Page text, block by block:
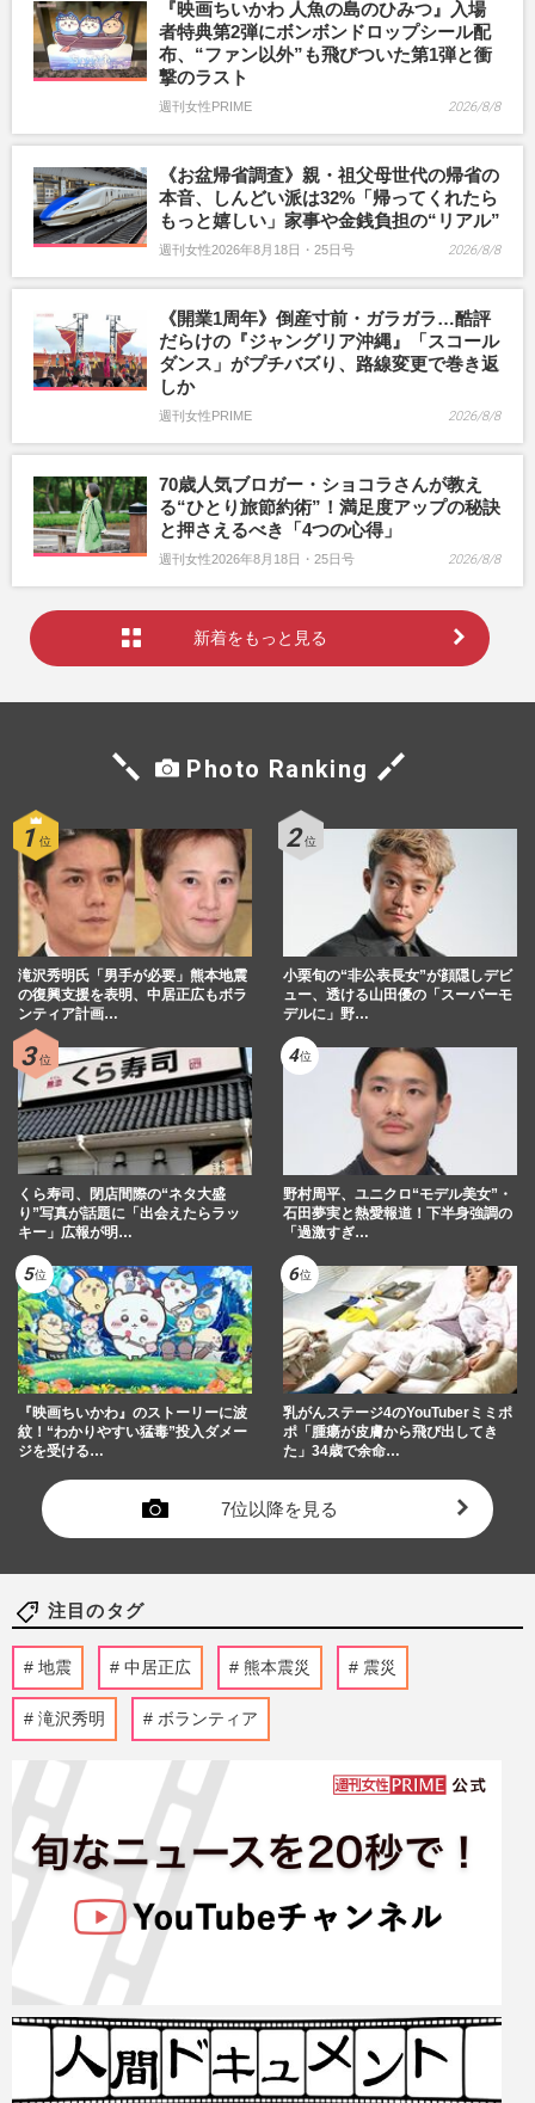
『映画ちいかわ 人魚の島のひみつ』入場
者特典第2弾にボンボンドロップシール配
布、“ファン以外”も飛びついた第1弾と衝
撃のラスト
週刊女性PRIME 2026/8/8
《お盆帰省調査》親・祖父母世代の帰省の
本音、しんどい派は32%「帰ってくれたら
もっと嬉しい」家事や金銭負担の“リアル”
週刊女性2026年8月18日・25日号 2026/8/8
《開業1周年》倒産寸前・ガラガラ…酷評
だらけの『ジャングリア沖縄』「スコール
ダンス」がプチバズり、路線変更で巻き返
しか
週刊女性PRIME 2026/8/8
70歳人気ブロガー・ショコラさんが教え
る“ひとり旅節約術”！満足度アップの秘訣
と押さえるべき「4つの心得」
週刊女性2026年8月18日・25日号 2026/8/8
新着をもっと見る
Photo Ranking
滝沢秀明氏「男手が必要」熊本地震
の復興支援を表明、中居正広もボラ
ンティア計画…
小栗旬の“非公表長女”が顔隠しデビ
ュー、透ける山田優の「スーパーモ
デルに」野…
くら寿司、閉店間際の“ネタ大盛
り”写真が話題に「出会えたらラッ
キー」広報が明…
野村周平、ユニクロ“モデル美女”・
石田夢実と熱愛報道！下半身強調の
「過激すぎ…
『映画ちいかわ』のストーリーに波
紋！“わかりやすい猛毒”投入ダメー
ジを受ける…
乳がんステージ4のYouTuberミミポ
ポ「腫瘍が皮膚から飛び出してき
た」34歳で余命…
7位以降を見る
注目のタグ
地震 中居正広 熊本震災 震災
滝沢秀明 ボランティア